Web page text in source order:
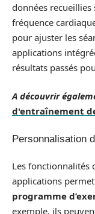
données
fréquence
pour ajuster les
applications
résultats passés
A découvrir
d'entraînement
Personnalisation
Les fonctionnalités
applications
programme
exemple, ils